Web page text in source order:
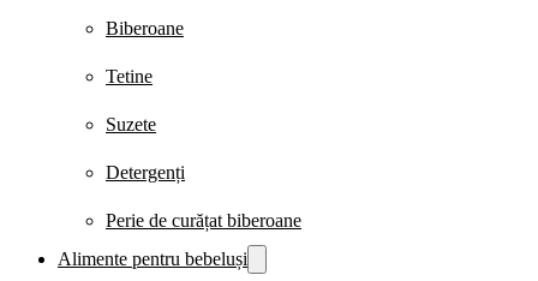
Biberoane
Tetine
Suzete
Detergenți
Perie de curățat biberoane
Alimente pentru bebeluși